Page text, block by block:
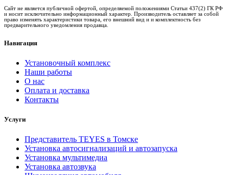
Сайт не является публичной офертой, определяемой положениями Статьи 437(2) ГК РФ
и носит исключительно информационный характер. Производитель оставляет за собой
право изменять характеристики товара, его внешний вид и и комплектность без
предварительного уведомления продавца.
Навигация
Установочный комплекс
Наши работы
О нас
Оплата и доставка
Контакты
Услуги
Представитель TEYES в Томске
Установка автосигнализаций и автозапуска
Установка мультимедиа
Установка автозвука